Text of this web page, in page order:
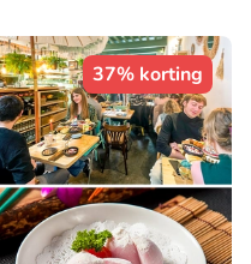
37% korting